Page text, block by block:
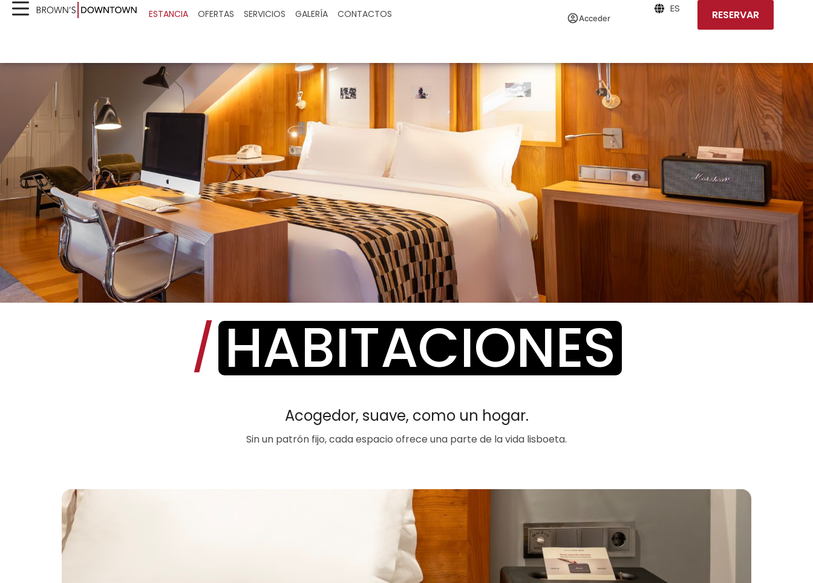
ESTANCIA OFERTAS SERVICIOS GALERÍA CONTACTOS Acceder
ES RESERVAR
/ HABITACIONES
Acogedor, suave, como un hogar.
Sin un patrón fijo, cada espacio ofrece una parte de la vida lisboeta.